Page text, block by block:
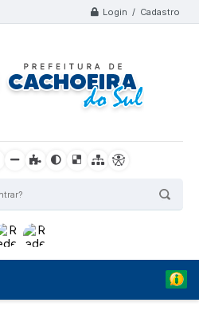
Login / Cadastro